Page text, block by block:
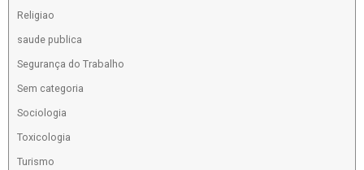
Religiao
saude publica
Segurança do Trabalho
Sem categoria
Sociologia
Toxicologia
Turismo